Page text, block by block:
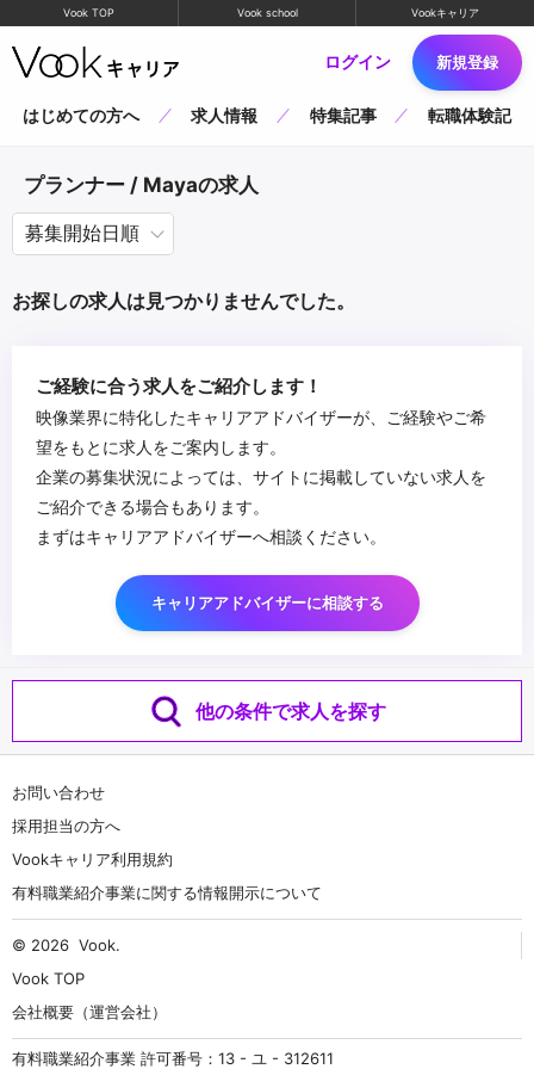
Vook TOP Vook school Vookキャリア
ログイン 新規登録
はじめての方へ 求人情報 特集記事 転職体験記
プランナー / Mayaの求人
お探しの求人は見つかりませんでした。
ご経験に合う求人をご紹介します！
映像業界に特化したキャリアアドバイザーが、ご経験やご希
望をもとに求人をご案内します。
企業の募集状況によっては、サイトに掲載していない求人を
ご紹介できる場合もあります。
まずはキャリアアドバイザーへ相談ください。
キャリアアドバイザーに相談する
他の条件で求人を探す
お問い合わせ
採用担当の方へ
Vookキャリア利用規約
有料職業紹介事業に関する情報開示について
© 2026 Vook.
Vook TOP
会社概要（運営会社）
有料職業紹介事業 許可番号：13 - ユ - 312611